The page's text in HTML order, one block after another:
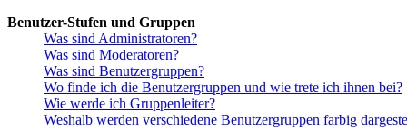
Benutzer-Stufen und Gruppen
Was sind Administratoren?
Was sind Moderatoren?
Was sind Benutzergruppen?
Wo finde ich die Benutzergruppen und wie trete ich ihnen bei?
Wie werde ich Gruppenleiter?
Weshalb werden verschiedene Benutzergruppen farbig